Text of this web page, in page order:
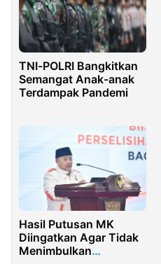
TNI-POLRI Bangkitkan
Semangat Anak-anak
Terdampak Pandemi
Hasil Putusan MK
Diingatkan Agar Tidak
Menimbulkan